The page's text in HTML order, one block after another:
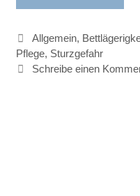
Kategorien
Allgemein,
Pflege, Sturzgefahr
Schreibe einen